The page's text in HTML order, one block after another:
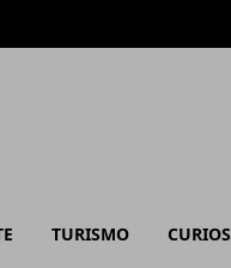
TURISMO